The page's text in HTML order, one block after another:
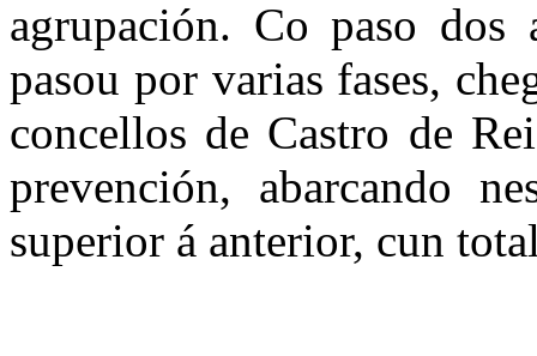
agrupación. Co paso dos
pasou por varias fases,
concellos de Castro de
prevención, abarcando
superior á anterior, cun